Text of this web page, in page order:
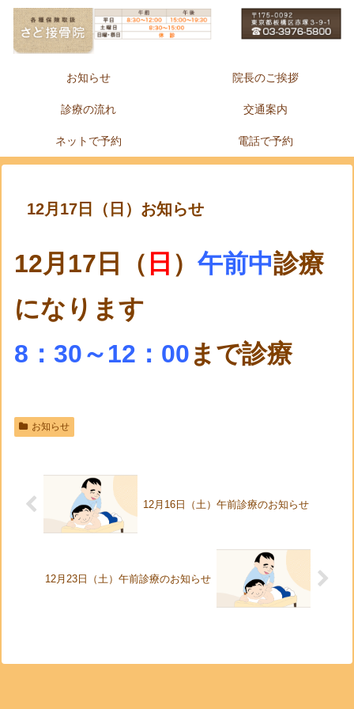
お知らせ 院長のご挨拶
診療の流れ 交通案内
ネットで予約 電話で予約
12月17日（日）お知らせ
12月17日（ 日 ）午前中診療
になります
8：30～12：00まで診療
お知らせ
12月16日（土）午前診療のお知らせ
12月23日（土）午前診療のお知らせ